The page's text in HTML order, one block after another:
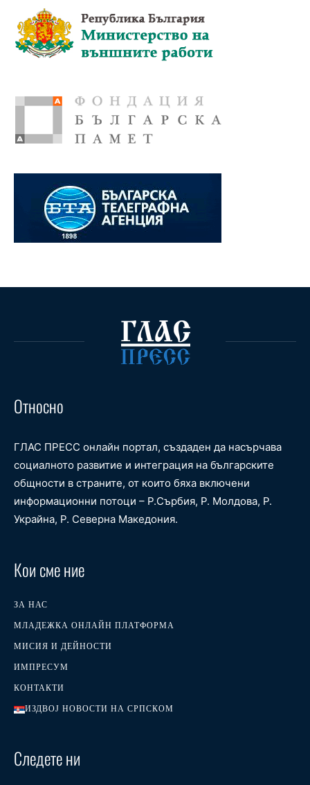
Относно
ГЛАС ПРЕСС онлайн портал, създаден да насърчава
социалното развитие и интеграция на българските
общности в страните, от които бяха включени
информационни потоци – Р.Сърбия, Р. Молдова, Р.
Украйна, Р. Северна Македония.
Кои сме ние
ЗА НАС
МЛАДЕЖКА ОНЛАЙН ПЛАТФОРМА
МИСИЯ И ДЕЙНОСТИ
ИМПРЕСУМ
КОНТАКТИ
ИЗДВОЈ НОВОСТИ НА СРПСКОМ
Следете ни